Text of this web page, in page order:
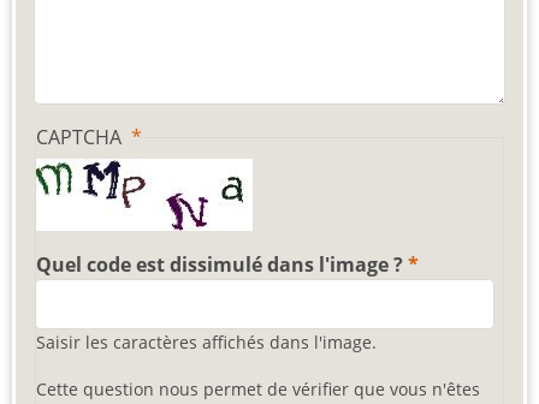
CAPTCHA
Quel code est dissimulé dans l'image ?
Saisir les caractères affichés dans l'image.
Cette question nous permet de vérifier que vous n'êtes